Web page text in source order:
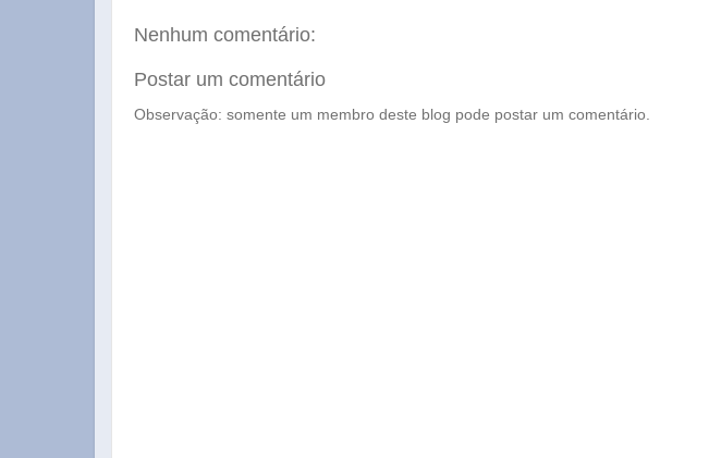
Nenhum comentário:
Postar um comentário
Observação: somente um membro deste blog pode postar um comentário.